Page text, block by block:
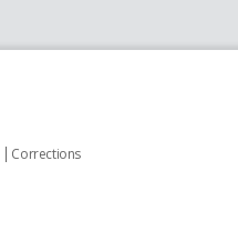
Corrections